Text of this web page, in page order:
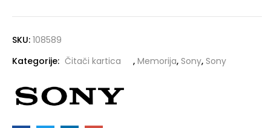
SKU: 108589
Kategorije: Čitači kartica , Memorija, Sony, Sony